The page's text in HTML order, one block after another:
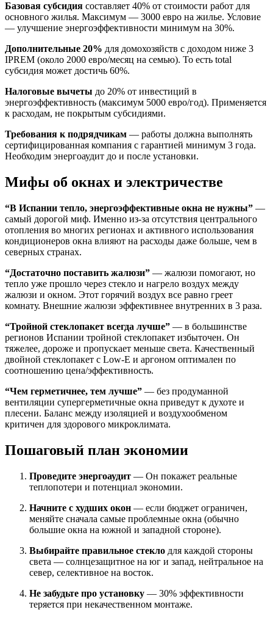
Базовая субсидия составляет 40% от стоимости работ для
основного жилья. Максимум — 3000 евро на жилье. Условие
— улучшение энергоэффективности минимум на 30%.
Дополнительные 20% для домохозяйств с доходом ниже 3
IPREM (около 2000 евро/месяц на семью). То есть total
субсидия может достичь 60%.
Налоговые вычеты до 20% от инвестиций в
энергоэффективность (максимум 5000 евро/год). Применяется
к расходам, не покрытым субсидиями.
Требования к подрядчикам — работы должна выполнять
сертифицированная компания с гарантией минимум 3 года.
Необходим энергоаудит до и после установки.
Мифы об окнах и электричестве
“В Испании тепло, энергоэффективные окна не нужны” —
самый дорогой миф. Именно из-за отсутствия центрального
отопления во многих регионах и активного использования
кондиционеров окна влияют на расходы даже больше, чем в
северных странах.
“Достаточно поставить жалюзи” — жалюзи помогают, но
тепло уже прошло через стекло и нагрело воздух между
жалюзи и окном. Этот горячий воздух все равно греет
комнату. Внешние жалюзи эффективнее внутренних в 3 раза.
“Тройной стеклопакет всегда лучше” — в большинстве
регионов Испании тройной стеклопакет избыточен. Он
тяжелее, дороже и пропускает меньше света. Качественный
двойной стеклопакет с Low-E и аргоном оптимален по
соотношению цена/эффективность.
“Чем герметичнее, тем лучше” — без продуманной
вентиляции супергерметичные окна приведут к духоте и
плесени. Баланс между изоляцией и воздухообменом
критичен для здорового микроклимата.
Пошаговый план экономии
Проведите энергоаудит — Он покажет реальные
теплопотери и потенциал экономии.
Начните с худших окон — если бюджет ограничен,
меняйте сначала самые проблемные окна (обычно
большие окна на южной и западной стороне).
Выбирайте правильное стекло для каждой стороны
света — солнцезащитное на юг и запад, нейтральное на
север, селективное на восток.
Не забудьте про установку — 30% эффективности
теряется при некачественном монтаже.